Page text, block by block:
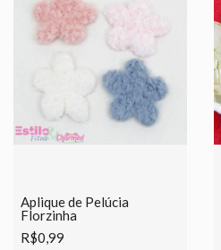
Aplique de Pelúcia
Florzinha
R$0,99